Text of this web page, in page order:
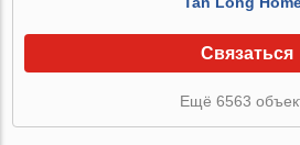
Связаться
Ещё 6563